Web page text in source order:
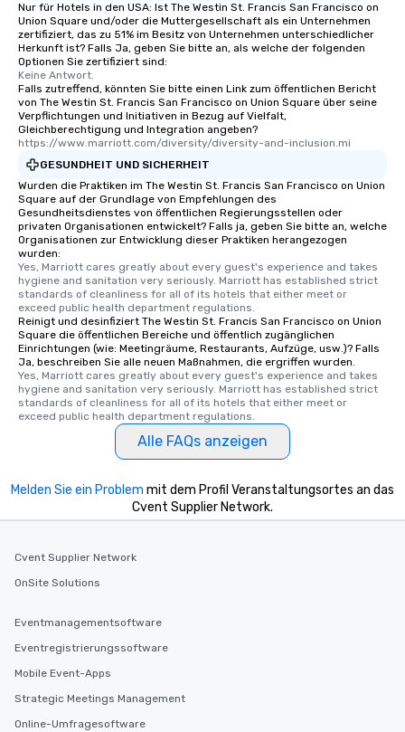
group experience,
key. Whether you
business hours or
you to provide
needs. Go for as Long or as Short as
scheduling, Lip
hours, with optional
incentives.
Nur für Hotels in den USA: Ist The Westin St. Francis San Francisco on
Union Square und/oder die Muttergesellschaft als ein Unternehmen
zertifiziert, das zu 51% im Besitz von Unternehmen unterschiedlicher
Herkunft ist? Falls Ja, geben Sie bitte an, als welche der folgenden
Optionen Sie zertifiziert sind:
Keine Antwort.
Falls zutreffend, könnten Sie bitte einen Link zum öffentlichen Bericht
von The Westin St. Francis San Francisco on Union Square über seine
Verpflichtungen und Initiativen in Bezug auf Vielfalt,
Gleichberechtigung und Integration angeben?
https://www.marriott.com/diversity/diversity-and-inclusion.mi
GESUNDHEIT UND SICHERHEIT
Wurden die Praktiken im The Westin St. Francis San Francisco on Union
Square auf der Grundlage von Empfehlungen des
Gesundheitsdienstes von öffentlichen Regierungsstellen oder
privaten Organisationen entwickelt? Falls ja, geben Sie bitte an, welche
Organisationen zur Entwicklung dieser Praktiken herangezogen
wurden:
Yes, Marriott cares greatly about every guest's experience and takes
hygiene and sanitation very seriously. Marriott has established strict
standards of cleanliness for all of its hotels that either meet or
exceed public health department regulations.
Reinigt und desinfiziert The Westin St. Francis San Francisco on Union
Square die öffentlichen Bereiche und öffentlich zugänglichen
Einrichtungen (wie: Meetingräume, Restaurants, Aufzüge, usw.)? Falls
Ja, beschreiben Sie alle neuen Maßnahmen, die ergriffen wurden.
Yes, Marriott cares greatly about every guest's experience and takes
hygiene and sanitation very seriously. Marriott has established strict
standards of cleanliness for all of its hotels that either meet or
exceed public health department regulations.
Alle FAQs anzeigen
Melden Sie ein Problem mit dem Profil Veranstaltungsortes an das
Cvent Supplier Network.
Cvent Supplier Network
OnSite Solutions
Eventmanagementsoftware
Eventregistrierungssoftware
Mobile Event-Apps
Strategic Meetings Management
Online-Umfragesoftware